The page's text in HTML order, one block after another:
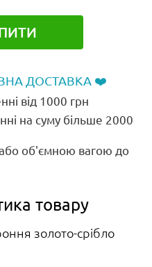
ДОСТАВКА ❤️
від 1000 грн
на суму більше 2000
об'ємною вагою до
товару
золото-срібло